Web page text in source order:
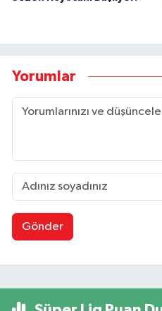
Yorumlar
Gönder